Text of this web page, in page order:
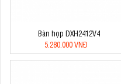
Bàn họp DXH2412V4
5.280.000 VNĐ